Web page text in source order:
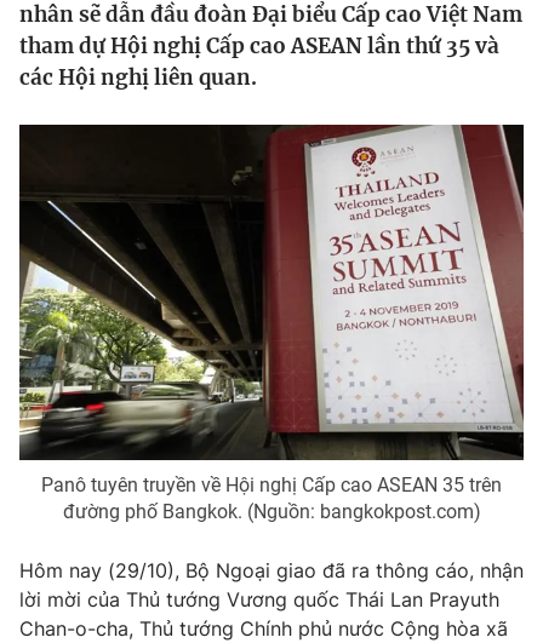
Thế giới
Tin tức
Thế giới đó đây
Kinh tế
Thị trường
Góc doanh nghiệp
Truyền hình
Phim VTV
Hậu trường
Nhân vật
Khán giả
Giải sao mai
Giải trí
Điện ảnh
Âm nhạc
Sao
Đời sống
Du lịch
Làm đẹp
Chất lượng cuộc sống
Giáo dục
Tuyển sinh
Công nghệ
Hitech Công nghệ tương lai
Sản phẩm
Giao lưu trực tuyến
nhân sẽ dẫn đầu đoàn Đại biểu Cấp cao Việt Nam
tham dự Hội nghị Cấp cao ASEAN lần thứ 35 và
các Hội nghị liên quan.
Panô tuyên truyền về Hội nghị Cấp cao ASEAN 35 trên
đường phố Bangkok. (Nguồn: bangkokpost.com)
Hôm nay (29/10), Bộ Ngoại giao đã ra thông cáo, nhận
lời mời của Thủ tướng Vương quốc Thái Lan Prayuth
Chan-o-cha, Thủ tướng Chính phủ nước Cộng hòa xã